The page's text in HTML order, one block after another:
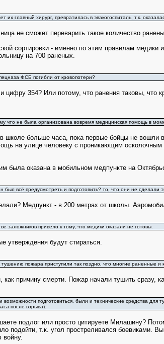
их главный хирург, превратилась в эвакогоспиталь, т.к.
не сможет переварить такое количество
сортировки - именно по этим правилам
на 700 раненых.
ФСБ погибли от кровопотери?
цифру 354? Или потому, что ранения таковы, что
что не была организована вовремя медицинская помощь в
школе больше часа, пока первые бойцы не вошли
на улице человеку с проникающим
была оказана в мобильном медпункте на
всё предусмотреть и подготовить? то, что они не сделали
Медпункт - в 200 метрах от школы.
заложников привело к тому, что медики оказали не готовы.
утверждения будут стираться.
пожара приступили так поздно, что многие раненные и
как причину смерти. Пожар начали тушить сразу,
подготовиться. были и технические средства для
после взрыва).
подлог или просто цитируете Милашину?
подойти, т.к. угол простреливался боевиками.
войну.